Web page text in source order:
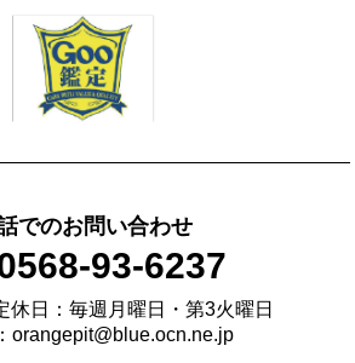
でのお問い合わせ
93-6237
休日：毎週月曜日・第3火曜日
orangepit@blue.ocn.ne.jp